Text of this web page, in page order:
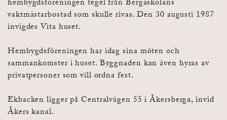
hembygdsföreningen tegel från Bergaskolans
vaktmästarbostad som skulle rivas. Den 30 augusti 1987
invigdes Vita huset.
Hembygdsföreningen har idag sina möten och
sammankomster i huset. Byggnaden kan även hyras av
privatpersoner som vill ordna fest.
Ekbacken ligger på Centralvägen 55 i Åkersberga, invid
Åkers kanal.